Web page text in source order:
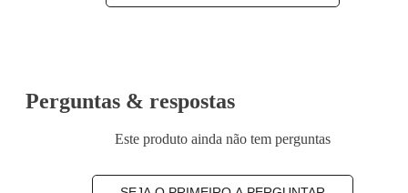
Perguntas & respostas
Este produto ainda não tem perguntas